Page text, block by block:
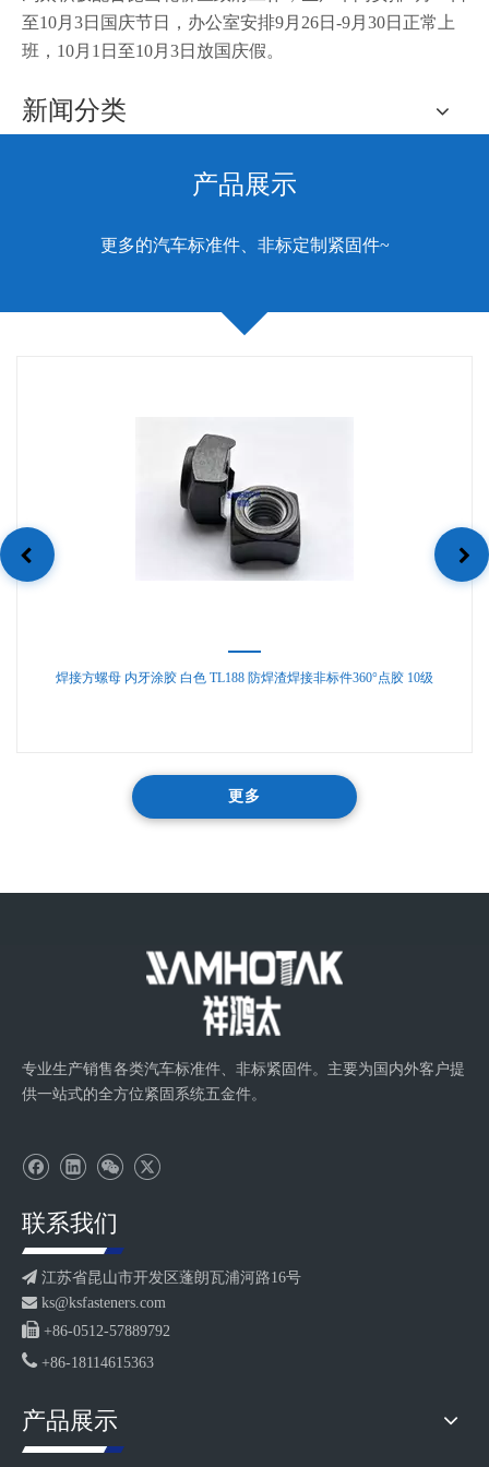
至10月3日国庆节日，办公室安排9月26日-9月30日正常上
班，10月1日至10月3日放国庆假。
新闻分类
产品展示
更多的汽车标准件、非标定制紧固件~
焊接方螺母 内牙涂胶 白色 TL188 防焊渣焊接非标件360°点胶 10级
更多
专业生产销售各类汽车标准件、非标紧固件。主要为国内外客户提
供一站式的全方位紧固系统五金件。
联系我们
 江苏省昆山市开发区蓬朗瓦浦河路16号
 ks@ksfasteners.com
 +86-0512-57889792
 +86-18114615363
产品展示